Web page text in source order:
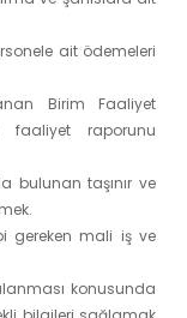
ait ödemeleri
Birim Faaliyet
faaliyet raporunu
bulunan taşınır ve
gereken mali iş ve
konusunda